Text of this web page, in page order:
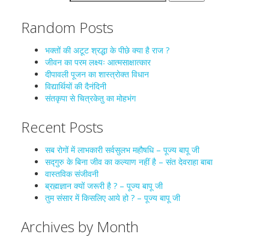
Random Posts
भक्तों की अटूट श्रद्धा के पीछे क्या है राज ?
जीवन का परम लक्ष्यः आत्मसाक्षात्कार
दीपावली पूजन का शास्त्रोक्त विधान
विद्यार्थियों की दैनंदिनी
संतकृपा से चित्रकेतु का मोहभंग
Recent Posts
सब रोगों में लाभकारी सर्वसुलभ महौषधि – पूज्य बापू जी
सद्गुरु के बिना जीव का कल्याण नहीं है – संत देवराहा बाबा
वास्तविक संजीवनी
ब्रह्मज्ञान क्यों जरूरी है ? – पूज्य बापू जी
तुम संसार में किसलिए आये हो ? – पूज्य बापू जी
Archives by Month